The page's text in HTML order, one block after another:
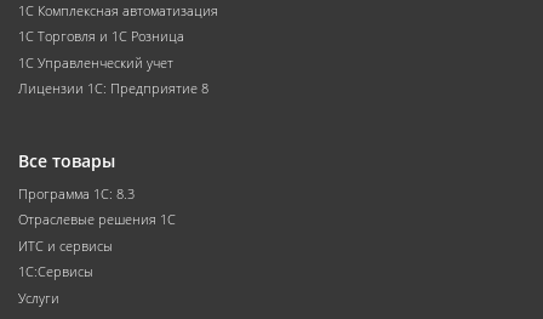
1С Комплексная автоматизация
1С Торговля и 1С Розница
1С Управленческий учет
Лицензии 1С: Предприятие 8
Все товары
Программа 1С: 8.3
Отраслевые решения 1С
ИТС и сервисы
1С:Сервисы
Услуги